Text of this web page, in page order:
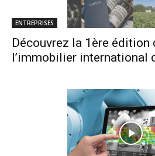
ENTREPRISES
Découvrez la 1ère édition
l’immobilier international